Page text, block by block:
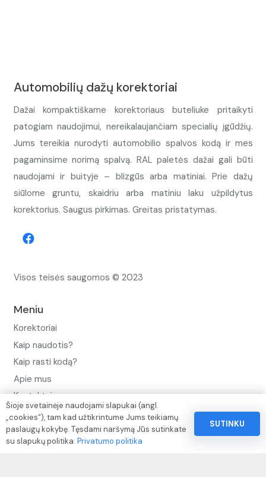
Automobilių dažų korektoriai
Dažai kompaktiškame korektoriaus buteliuke pritaikyti
patogiam naudojimui, nereikalaujančiam specialių įgūdžių.
Jums tereikia nurodyti automobilio spalvos kodą ir mes
pagaminsime norimą spalvą. RAL paletės dažai gali būti
naudojami ir buityje – blizgūs arba matiniai. Prie dažų
siūlome gruntu, skaidriu arba matiniu laku užpildytus
korektorius. Saugus pirkimas. Greitas pristatymas.
Visos teisės saugomos © 2023
Meniu
Korektoriai
Kaip naudotis?
Kaip rasti kodą?
Apie mus
Kontaktai
Privatumo politika
Pinigų ir prekių grąžinimo politika
Šioje svetainėje naudojami slapukai (angl.
„cookies“), tam kad užtikrintume Jums teikiamų
paslaugų kokybę. Tęsdami naršymą Jūs sutinkate
su slapukų politika. Privatumo politika
SUTINKU